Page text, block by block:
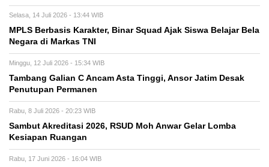
Selasa, 14 Juli 2026 - 13:44 WIB
MPLS Berbasis Karakter, Binar Squad Ajak Siswa Belajar Bela
Negara di Markas TNI
Minggu, 12 Juli 2026 - 15:34 WIB
Tambang Galian C Ancam Asta Tinggi, Ansor Jatim Desak
Penutupan Permanen
Rabu, 8 Juli 2026 - 20:23 WIB
Sambut Akreditasi 2026, RSUD Moh Anwar Gelar Lomba
Kesiapan Ruangan
Rabu, 17 Juni 2026 - 16:04 WIB